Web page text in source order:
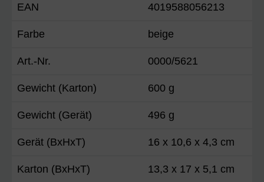
EAN 4019588056213
Farbe beige
Art.-Nr. 0000/5621
Gewicht (Karton) 600 g
Gewicht (Gerät) 496 g
Gerät (BxHxT) 16 x 10,6 x 4,3 cm
Karton (BxHxT) 13,3 x 17 x 5,1 cm